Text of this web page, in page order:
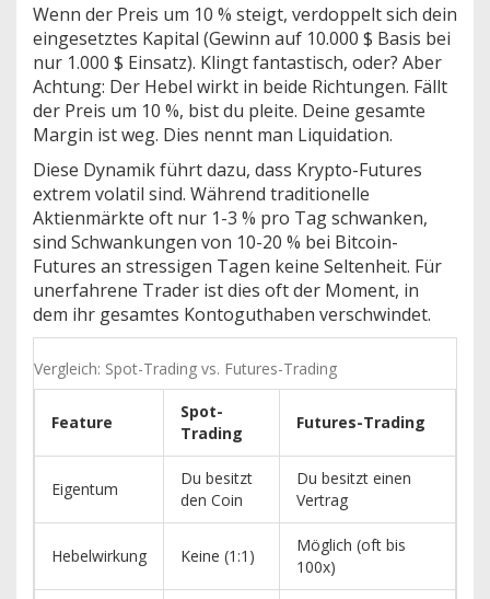
Wenn der Preis um 10 % steigt, verdoppelt sich dein
eingesetztes Kapital (Gewinn auf 10.000 $ Basis bei
nur 1.000 $ Einsatz). Klingt fantastisch, oder? Aber
Achtung: Der Hebel wirkt in beide Richtungen. Fällt
der Preis um 10 %, bist du pleite. Deine gesamte
Margin ist weg. Dies nennt man Liquidation.
Diese Dynamik führt dazu, dass Krypto-Futures
extrem volatil sind. Während traditionelle
Aktienmärkte oft nur 1-3 % pro Tag schwanken,
sind Schwankungen von 10-20 % bei Bitcoin-
Futures an stressigen Tagen keine Seltenheit. Für
unerfahrene Trader ist dies oft der Moment, in
dem ihr gesamtes Kontoguthaben verschwindet.
Vergleich: Spot-Trading vs. Futures-Trading
Feature
Spot-
Trading
Futures-Trading
Eigentum
Du besitzt
den Coin
Du besitzt einen
Vertrag
Hebelwirkung Keine (1:1)
Möglich (oft bis
100x)